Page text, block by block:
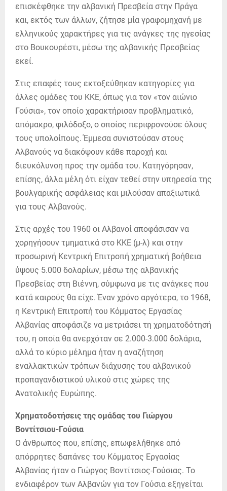
επισκέφθηκε την αλβανική Πρεσβεία στην Πράγα
και, εκτός των άλλων, ζήτησε μία γραφομηχανή με
ελληνικούς χαρακτήρες για τις ανάγκες της ηγεσίας
στο Βουκουρέστι, μέσω της αλβανικής Πρεσβείας
εκεί.
Στις επαφές τους εκτοξεύθηκαν κατηγορίες για
άλλες ομάδες του ΚΚΕ, όπως για τον «τον αιώνιο
Γούσια», τον οποίο χαρακτήρισαν προβληματικό,
απόμακρο, φιλόδοξο, ο οποίος περιφρονούσε όλους
τους υπολοίπους. Έμμεσα συνιστούσαν στους
Αλβανούς να διακόψουν κάθε παροχή και
διευκόλυνση προς την ομάδα του. Κατηγόρησαν,
επίσης, άλλα μέλη ότι είχαν τεθεί στην υπηρεσία της
βουλγαρικής ασφάλειας και μιλούσαν απαξιωτικά
για τους Αλβανούς.
Στις αρχές του 1960 οι Αλβανοί αποφάσισαν να
χορηγήσουν τμηματικά στο ΚΚΕ (μ-λ) και στην
προσωρινή Κεντρική Επιτροπή χρηματική βοήθεια
ύψους 5.000 δολαρίων, μέσω της αλβανικής
Πρεσβείας στη Βιέννη, σύμφωνα με τις ανάγκες που
κατά καιρούς θα είχε. Έναν χρόνο αργότερα, το 1968,
η Κεντρική Επιτροπή του Κόμματος Εργασίας
Αλβανίας αποφάσιζε να μετριάσει τη χρηματοδότησή
του, η οποία θα ανερχόταν σε 2.000-3.000 δολάρια,
αλλά το κύριο μέλημα ήταν η αναζήτηση
εναλλακτικών τρόπων διάχυσης του αλβανικού
προπαγανδιστικού υλικού στις χώρες της
Ανατολικής Ευρώπης.
Χρηματοδοτήσεις της ομάδας του Γιώργου
Βοντίτσιου-Γούσια
Ο άνθρωπος που, επίσης, επωφελήθηκε από
απόρρητες δαπάνες του Κόμματος Εργασίας
Αλβανίας ήταν ο Γιώργος Βοντίτσιος-Γούσιας. Το
ενδιαφέρον των Αλβανών για τον Γούσια εξηγείται